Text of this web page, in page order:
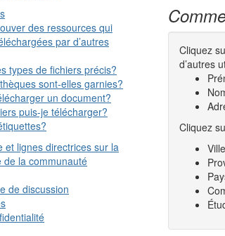
des ressources qui
par d’autres
types de fichiers précis?
sont-elles garnies?
un document?
puis-je télécharger?
et lignes directrices sur la
de la communauté
de discussion
Cliquez
d’autres
Cliquez
Ville